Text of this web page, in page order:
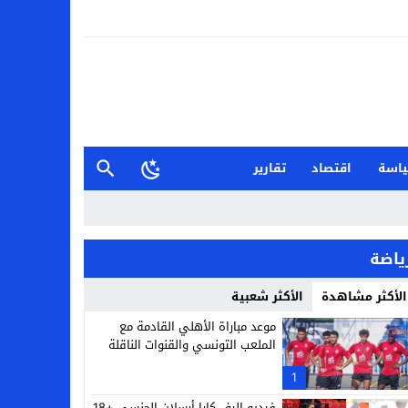
اقتصاد
تقارير
الأكثر مشاهدة الأكثر شعبية
1
موعد مباراة الأهلي القادمة مع
الملعب التونسي والقنوات الناقلة